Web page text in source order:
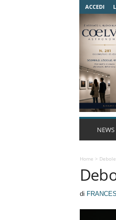
ACCEDI
NEWS
Home >
di